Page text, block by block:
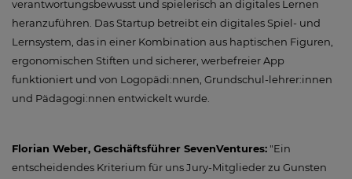
verantwortungsbewusst und spielerisch an digitales Lernen
heranzuführen. Das Startup betreibt ein digitales Spiel- und
Lernsystem, das in einer Kombination aus haptischen Figuren,
ergonomischen Stiften und sicherer, werbefreier App
funktioniert und von Logopädi:nnen, Grundschul-lehrer:innen
und Pädagogi:nnen entwickelt wurde.
Florian Weber, Geschäftsführer SevenVentures: "Ein
entscheidendes Kriterium für uns Jury-Mitglieder zu Gunsten